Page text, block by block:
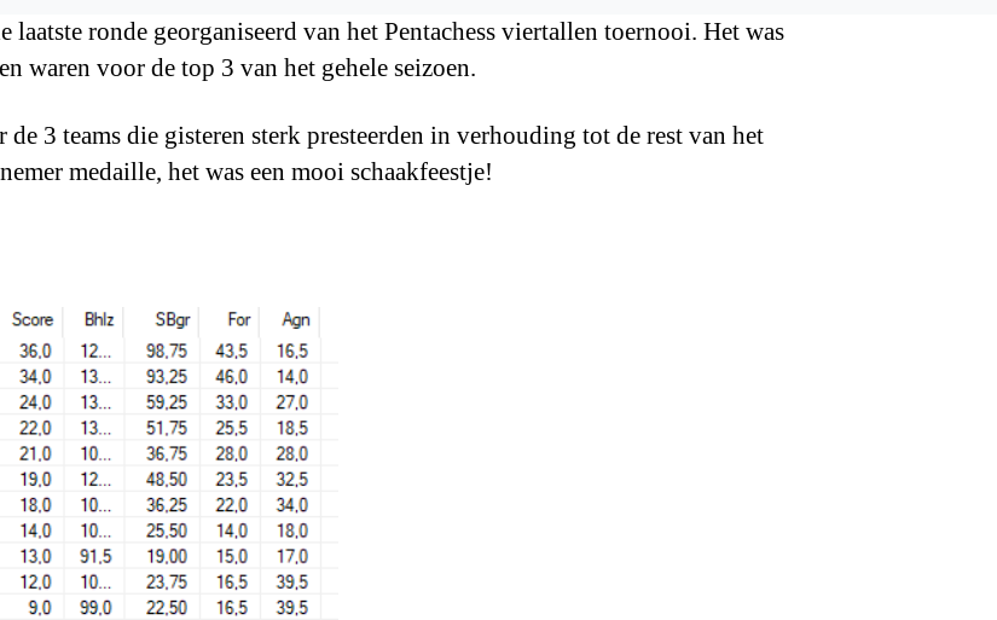
laatste ronde georganiseerd van het Pentachess viertallen toernooi. Het was
waren voor de top 3 van het gehele seizoen.
3 teams die gisteren sterk presteerden in verhouding tot de rest van het
medaille, het was een mooi schaakfeestje!